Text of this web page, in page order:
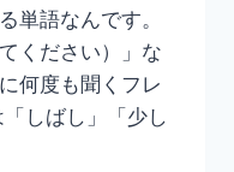
単語なんです。
ください）」な
何度も聞くフレ
しばし」「少し